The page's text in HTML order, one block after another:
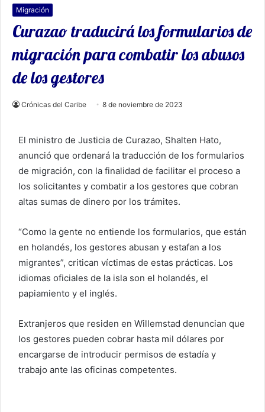
Migración
Curazao traducirá los formularios de
migración para combatir los abusos
de los gestores
Crónicas del Caribe 8 de noviembre de 2023
El ministro de Justicia de Curazao, Shalten Hato,
anunció que ordenará la traducción de los formularios
de migración, con la finalidad de facilitar el proceso a
los solicitantes y combatir a los gestores que cobran
altas sumas de dinero por los trámites.
“Como la gente no entiende los formularios, que están
en holandés, los gestores abusan y estafan a los
migrantes”, critican víctimas de estas prácticas. Los
idiomas oficiales de la isla son el holandés, el
papiamiento y el inglés.
Extranjeros que residen en Willemstad denuncian que
los gestores pueden cobrar hasta mil dólares por
encargarse de introducir permisos de estadía y
trabajo ante las oficinas competentes.